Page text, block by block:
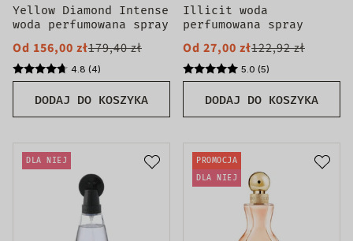
DODAJ DO KOSZYKA
Yellow Diamond Intense
woda perfumowana spray
Od 156,00 zł179,40 zł
4.8 (4)
DODAJ DO KOSZYKA
Illicit woda
perfumowana spray
Od 27,00 zł122,92 zł
5.0 (5)
DLA NIEJ
PROMOCJA
DLA NIEJ